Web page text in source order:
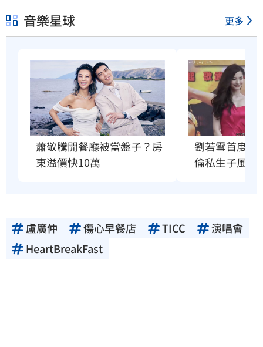
音樂星球 更多
蕭敬騰開餐廳被當盤子？房
東溢價快10萬
劉若雪首度回
倫私生子風波
盧廣仲 傷心早餐店 TICC
演唱會
HeartBreakFast